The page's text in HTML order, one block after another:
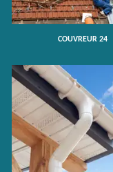
COUVREUR 24